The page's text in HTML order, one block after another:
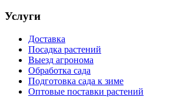
Услуги
Доставка
Посадка растений
Выезд агронома
Обработка сада
Подготовка сада к зиме
Оптовые поставки растений